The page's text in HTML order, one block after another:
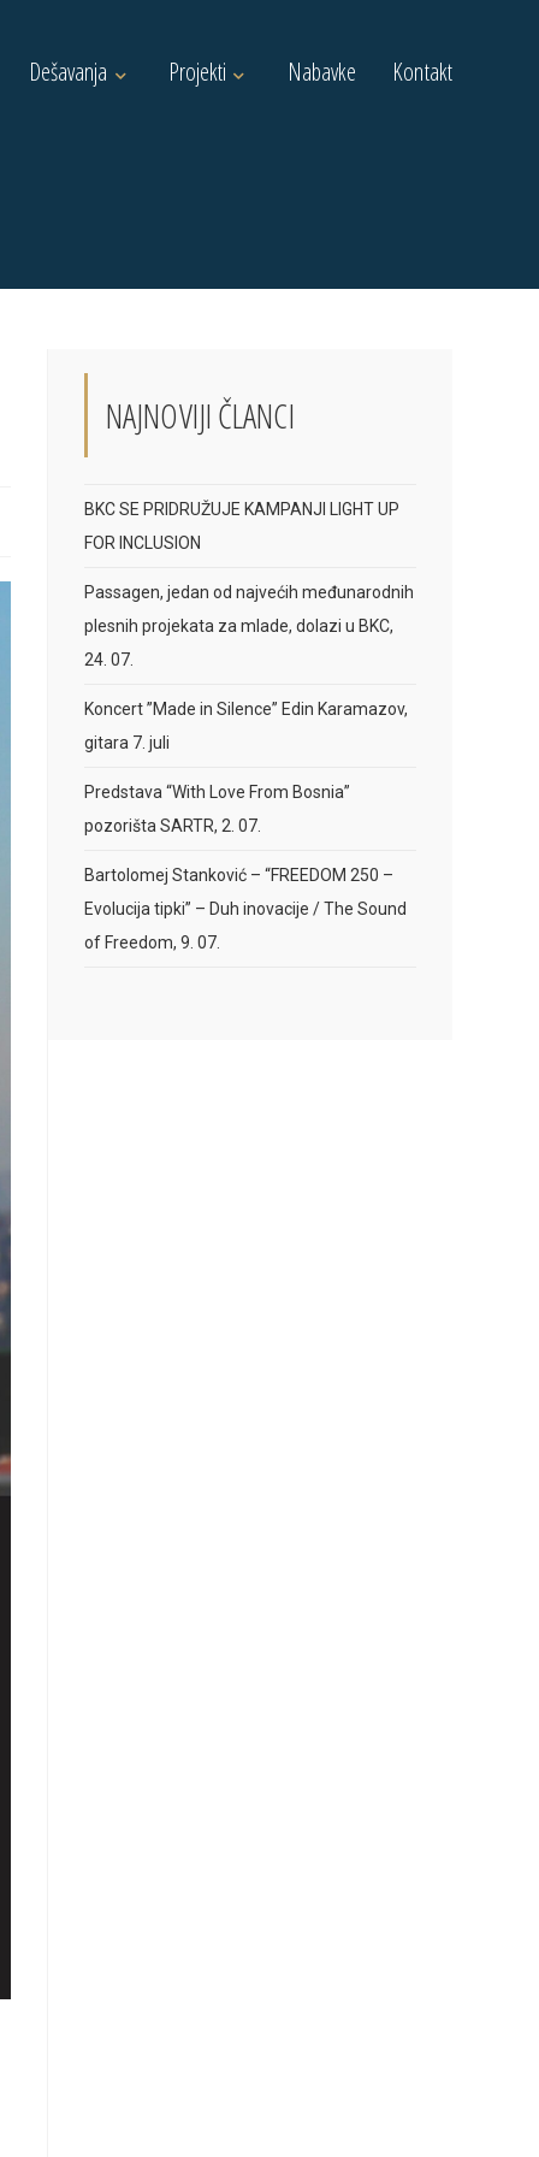
Dešavanja Projekti Nabavke Kontakt
NAJNOVIJI ČLANCI
BKC SE PRIDRUŽUJE KAMPANJI LIGHT UP
FOR INCLUSION
Passagen, jedan od najvećih međunarodnih
plesnih projekata za mlade, dolazi u BKC,
24. 07.
Koncert ”Made in Silence” Edin Karamazov,
gitara 7. juli
Predstava “With Love From Bosnia”
pozorišta SARTR, 2. 07.
Bartolomej Stanković – “FREEDOM 250 –
Evolucija tipki” – Duh inovacije / The Sound
of Freedom, 9. 07.